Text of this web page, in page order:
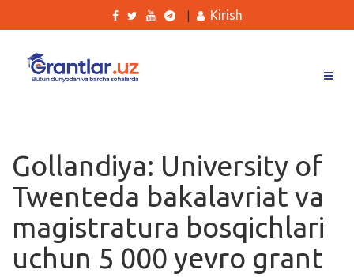
Ishlar
Kurslar
Blog
Yana
Kirish
Gollandiya: University of
Twenteda bakalavriat va
magistratura bosqichlari
uchun 5 000 yevro grant